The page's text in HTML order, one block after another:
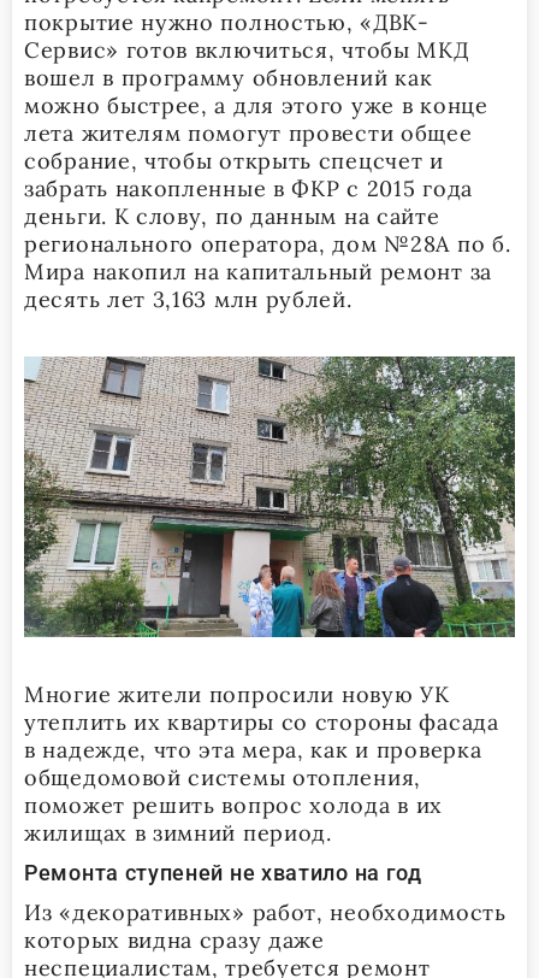
покрытие нужно полностью, «ДВК-
Сервис» готов включиться, чтобы МКД
вошел в программу обновлений как
можно быстрее, а для этого уже в конце
лета жителям помогут провести общее
собрание, чтобы открыть спецсчет и
забрать накопленные в ФКР с 2015 года
деньги. К слову, по данным на сайте
регионального оператора, дом №28А по б.
Мира накопил на капитальный ремонт за
десять лет 3,163 млн рублей.
Многие жители попросили новую УК
утеплить их квартиры со стороны фасада
в надежде, что эта мера, как и проверка
общедомовой системы отопления,
поможет решить вопрос холода в их
жилищах в зимний период.
Ремонта ступеней не хватило на год
Из «декоративных» работ, необходимость
которых видна сразу даже
неспециалистам, требуется ремонт